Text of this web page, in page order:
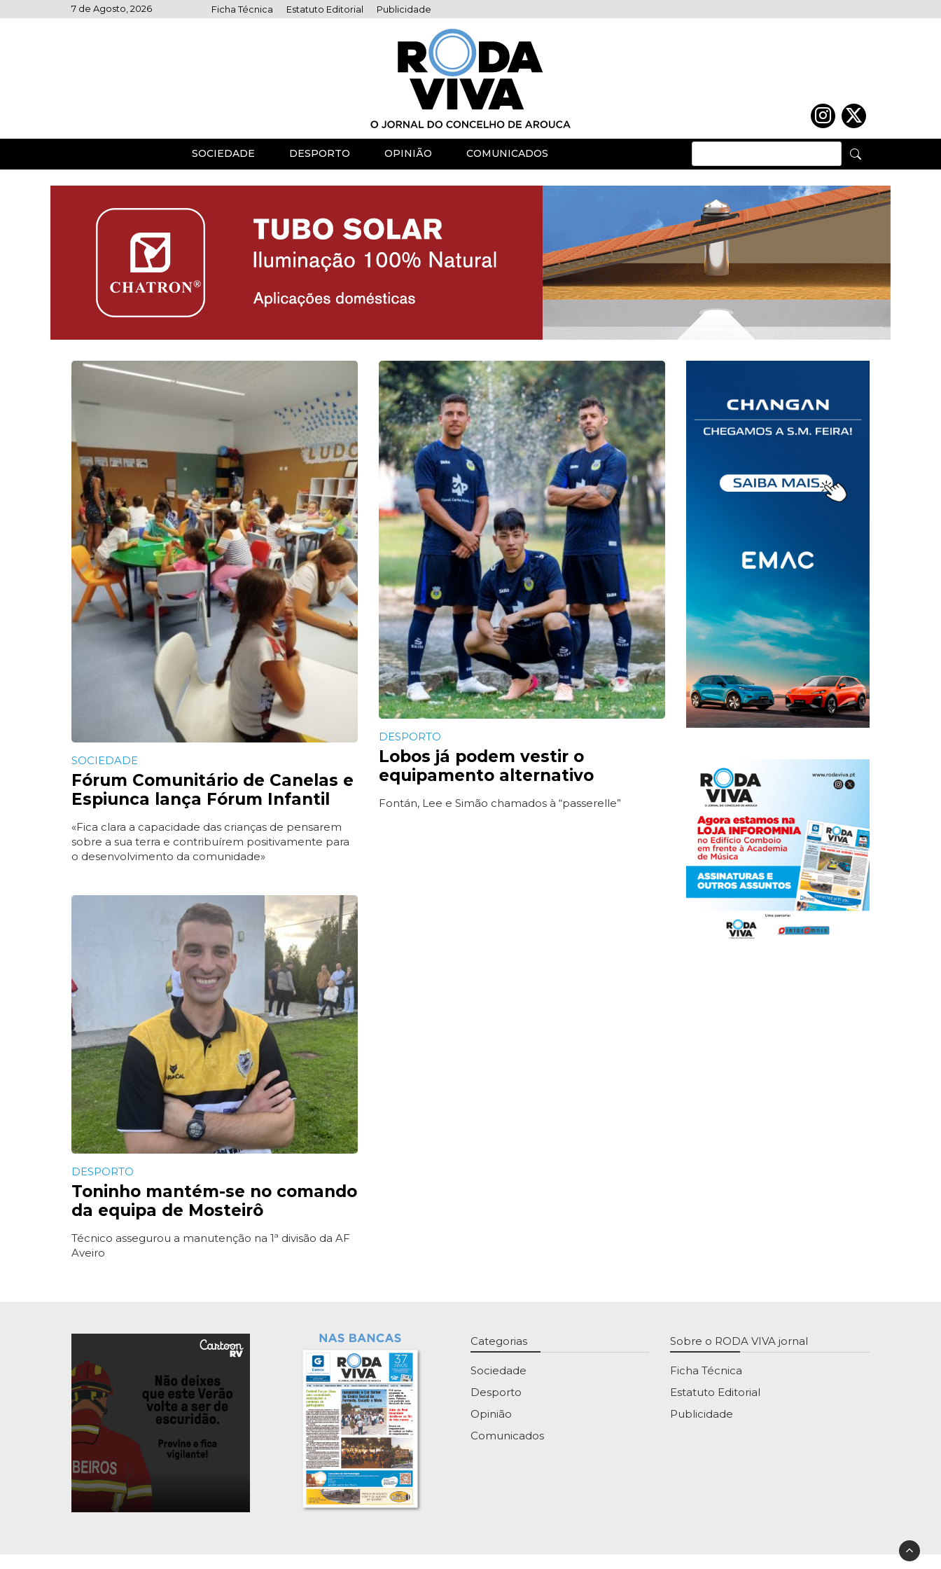
to
7 de Agosto, 2026 Ficha Técnica Estatuto Editorial Publicidade
SOCIEDADE DESPORTO OPINIÃO COMUNICADOS
SOCIEDADE
Fórum Comunitário de Canelas e
Espiunca lança Fórum Infantil
«Fica clara a capacidade das crianças de pensarem
sobre a sua terra e contribuírem positivamente para
o desenvolvimento da comunidade»
DESPORTO
Lobos já podem vestir o
equipamento alternativo
Fontán, Lee e Simão chamados à “passerelle”
DESPORTO
Toninho mantém-se no comando
da equipa de Mosteirô
Técnico assegurou a manutenção na 1ª divisão da AF
Aveiro
Categorias
Sociedade
Desporto
Opinião
Comunicados
Sobre o RODA VIVA jornal
Ficha Técnica
Estatuto Editorial
Publicidade